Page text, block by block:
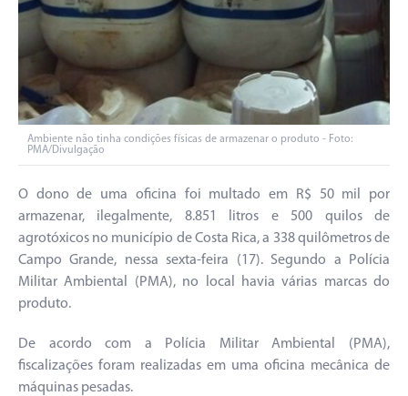
Ambiente não tinha condições físicas de armazenar o produto - Foto:
PMA/Divulgação
O dono de uma oficina foi multado em R$ 50 mil por
armazenar, ilegalmente, 8.851 litros e 500 quilos de
agrotóxicos no município de Costa Rica, a 338 quilômetros de
Campo Grande, nessa sexta-feira (17). Segundo a Polícia
Militar Ambiental (PMA), no local havia várias marcas do
produto.
De acordo com a Polícia Militar Ambiental (PMA),
fiscalizações foram realizadas em uma oficina mecânica de
máquinas pesadas.